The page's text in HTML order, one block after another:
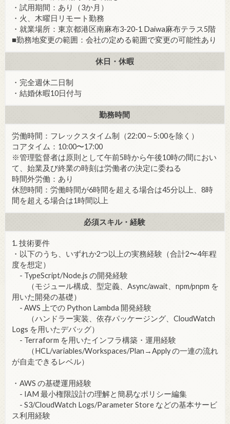
・試用期間：あり（3か月）
・火、木曜日リモート勤務
・就業場所：東京都港区南麻布3-20-1 Daiwa麻布テラス5階
■勤務地変更の範囲：会社の定める範囲で変更の可能性あり
休日・休暇
・完全週休二日制
・結婚休暇10日付与
勤務時間
労働時間：フレックスタイム制（22:00～5:00を除く）
コアタイム：10:00〜17:00
※管理監督者は原則として午前5時から午後10時の間におい
て、始業及び終業の時刻は労働者の決定に委ねる
時間外労働：あり
休憩時間：労働時間が6時間を超える場合は45分以上、8時
間を超える場合は1時間以上
必須スキル・経験
1. 技術要件
・以下のうち、いずれか2つ以上の実務経験（合計2〜4年程
度を想定）
- TypeScript/Node.js の開発経験
（モジュール構成、型定義、Async/await、npm/pnpm を
用いた開発の基礎）
- AWS 上での Python Lambda 開発経験
（ハンドラー実装、依存パッケージング、CloudWatch
Logs を用いたデバッグ）
- Terraform を用いたインフラ構築・運用経験
（HCL/variables/Workspaces/Plan→Apply の一連の流れ
が自走できるレベル）
・AWS の基礎運用経験
- IAM 最小権限設計の理解と簡易なポリシー編集
- S3/CloudWatch Logs/Parameter Store などの基本サービ
ス利用経験